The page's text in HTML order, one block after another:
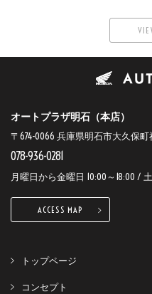
オートプラザ明石（本店）
〒674-0066 兵庫県明石市大久保町
078-936-0281
月曜日から金曜日 10:00～18:00 /
ACCESS MAP
トップページ
コンセプト